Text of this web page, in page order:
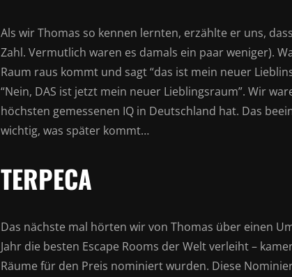
Als wir Thomas so kennen lernten, erzählte er uns,
Zahl. Vermutlich waren es damals ein paar weniger).
Raum raus kommt und sagt “das ist mein neuer
“Nein, DAS ist jetzt mein neuer Lieblingsraum”. Wir
höchsten gemessenen IQ in Deutschland hat. Das
wichtig, was später kommt…
TERPECA
Das nächste mal hörten wir von Thomas über einen
Jahr die besten Escape Rooms der Welt verleiht –
Räume für den Preis nominiert wurden. Diese